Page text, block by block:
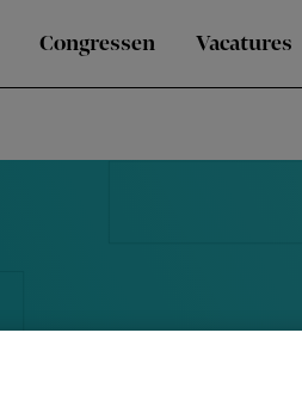
Congressen Vacatures